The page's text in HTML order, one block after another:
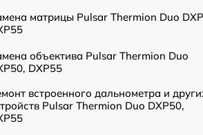
матрицы Pulsar Thermion Duo
объектива Pulsar Thermion Duo
DXP55
встроенного дальнометра и
Pulsar Thermion Duo DXP50,